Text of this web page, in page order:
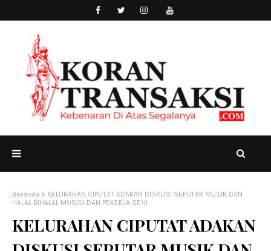
Beranda
KELURAHAN CIPUTAT ADAKAN DISKUSI SEPUTAR MUSIK DAN
HALAL BIHALAL MUSISI DAN PEKERJA SENI
KELURAHAN CIPUTAT ADAKAN